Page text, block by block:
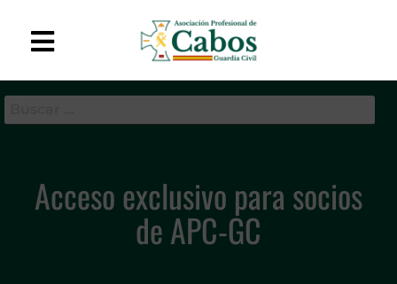
APC-GC
de Cabos de la Guardia
Acceso exclusivo para socios
de APC-GC